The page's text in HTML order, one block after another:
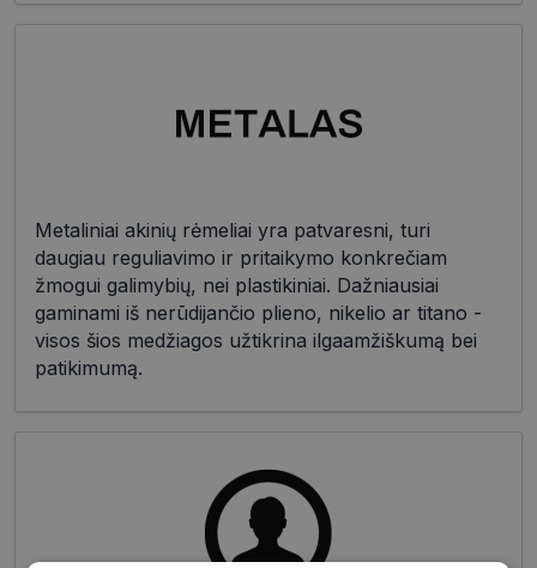
Metaliniai akinių rėmeliai yra patvaresni, turi
daugiau reguliavimo ir pritaikymo konkrečiam
žmogui galimybių, nei plastikiniai. Dažniausiai
gaminami iš nerūdijančio plieno, nikelio ar titano -
visos šios medžiagos užtikrina ilgaamžiškumą bei
patikimumą.